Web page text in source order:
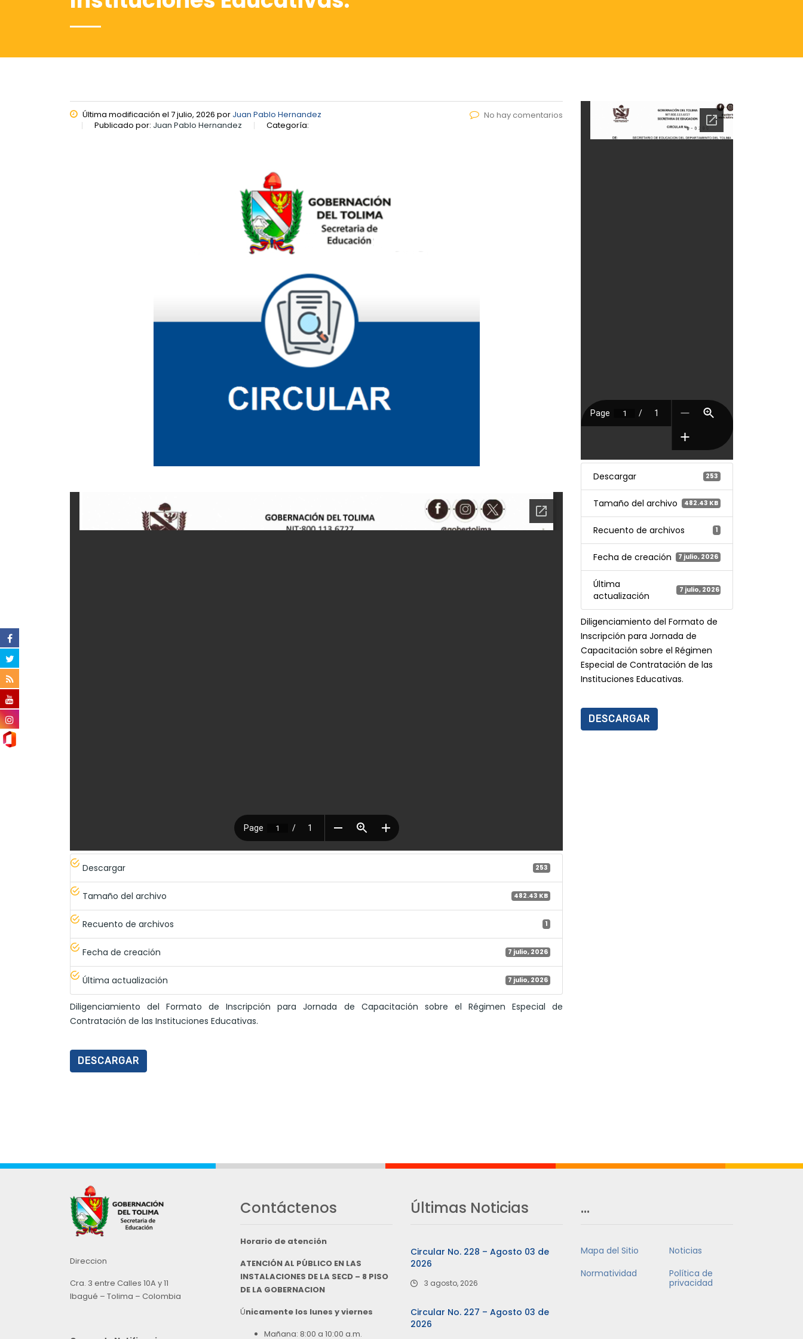
Última modificación el 7 julio, 2026 por Juan Pablo Hernandez
Publicado por: Juan Pablo Hernandez Categoría:
No hay comentarios
Descargar 253
Tamaño del archivo 482.43 KB
Recuento de archivos 1
Fecha de creación 7 julio, 2026
Última actualización 7 julio, 2026
Diligenciamiento del Formato de Inscripción para Jornada de Capacitación sobre el Régimen Especial de
Contratación de las Instituciones Educativas.
DESCARGAR
Descargar 253
Tamaño del archivo 482.43 KB
Recuento de archivos 1
Fecha de creación 7 julio, 2026
Última
actualización
7 julio, 2026
Diligenciamiento del Formato de
Inscripción para Jornada de
Capacitación sobre el Régimen
Especial de Contratación de las
Instituciones Educativas.
DESCARGAR
Direccion
Cra. 3 entre Calles 10A y 11
Ibagué – Tolima – Colombia
Contáctenos
Horario de atención
ATENCIÓN AL PÚBLICO EN LAS
INSTALACIONES DE LA SECD – 8 PISO
DE LA GOBERNACION
Únicamente los lunes y viernes
Mañana: 8:00 a 10:00 a.m.
Últimas Noticias
Circular No. 228 – Agosto 03 de
2026
3 agosto, 2026
Circular No. 227 – Agosto 03 de
2026
…
Mapa del Sitio
Noticias
Normatividad
Política de
privacidad